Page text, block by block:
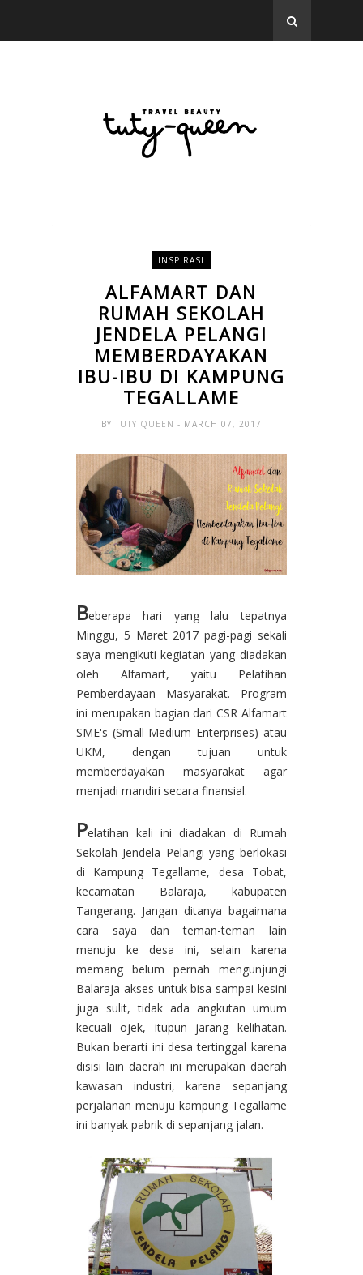
INSPIRASI
ALFAMART DAN
RUMAH SEKOLAH
JENDELA PELANGI
MEMBERDAYAKAN
IBU-IBU DI KAMPUNG
TEGALLAME
BY TUTY QUEEN - MARCH 07, 2017
Beberapa hari yang lalu tepatnya
Minggu, 5 Maret 2017 pagi-pagi sekali
saya mengikuti kegiatan yang diadakan
oleh Alfamart, yaitu Pelatihan
Pemberdayaan Masyarakat. Program
ini merupakan bagian dari CSR Alfamart
SME's (Small Medium Enterprises) atau
UKM, dengan tujuan untuk
memberdayakan masyarakat agar
menjadi mandiri secara finansial.
Pelatihan kali ini diadakan di Rumah
Sekolah Jendela Pelangi yang berlokasi
di Kampung Tegallame, desa Tobat,
kecamatan Balaraja, kabupaten
Tangerang. Jangan ditanya bagaimana
cara saya dan teman-teman lain
menuju ke desa ini, selain karena
memang belum pernah mengunjungi
Balaraja akses untuk bisa sampai kesini
juga sulit, tidak ada angkutan umum
kecuali ojek, itupun jarang kelihatan.
Bukan berarti ini desa tertinggal karena
disisi lain daerah ini merupakan daerah
kawasan industri, karena sepanjang
perjalanan menuju kampung Tegallame
ini banyak pabrik di sepanjang jalan.